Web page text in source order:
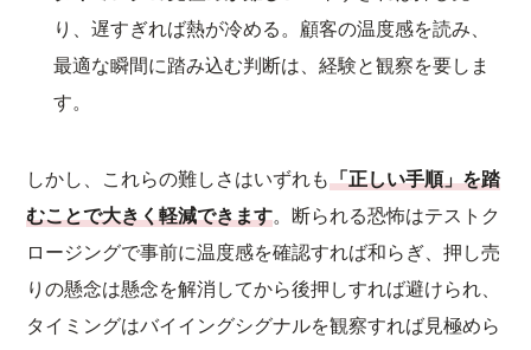
り、遅すぎれば熱が冷める。顧客の温度感を読み、
最適な瞬間に踏み込む判断は、経験と観察を要しま
す。
しかし、これらの難しさはいずれも「正しい手順」を踏
むことで大きく軽減できます。断られる恐怖はテストク
ロージングで事前に温度感を確認すれば和らぎ、押し売
りの懸念は懸念を解消してから後押しすれば避けられ、
タイミングはバイイングシグナルを観察すれば見極めら